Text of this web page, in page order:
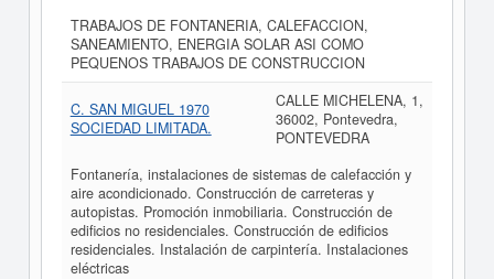
TRABAJOS DE FONTANERIA, CALEFACCION,
SANEAMIENTO, ENERGIA SOLAR ASI COMO
PEQUENOS TRABAJOS DE CONSTRUCCION
C. SAN MIGUEL 1970
SOCIEDAD LIMITADA.
CALLE MICHELENA, 1,
36002, Pontevedra,
PONTEVEDRA
Fontanería, instalaciones de sistemas de calefacción y
aire acondicionado. Construcción de carreteras y
autopistas. Promoción inmobiliaria. Construcción de
edificios no residenciales. Construcción de edificios
residenciales. Instalación de carpintería. Instalaciones
eléctricas